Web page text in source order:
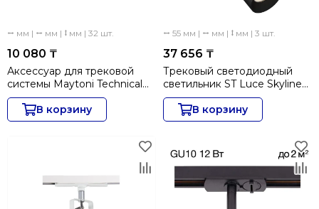
⭤ мм | ⭤ мм | ⭥ мм | 32 шт.
10 080 ₸
Аксессуар для трековой
системы Maytoni Technical
EXILITY Accessories for tracks
Exility TRAMN034CL-41W
В корзину
⭤ 55 мм | ⭤ мм | ⭥ мм | 3 шт.
37 656 ₸
Трековый светодиодный
светильник ST Luce Skyline
48 ST1365.446.18_DIM
В корзину